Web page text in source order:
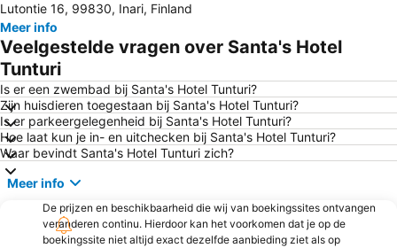
Lutontie 16, 99830, Inari, Finland
Meer info
Veelgestelde vragen over Santa's Hotel
Tunturi
Is er een zwembad bij Santa's Hotel Tunturi?
Zijn huisdieren toegestaan bij Santa's Hotel Tunturi?
Is er parkeergelegenheid bij Santa's Hotel Tunturi?
Hoe laat kun je in- en uitchecken bij Santa's Hotel Tunturi?
Waar bevindt Santa's Hotel Tunturi zich?
Meer info
De prijzen en beschikbaarheid die wij van boekingssites ontvangen
veranderen continu. Hierdoor kan het voorkomen dat je op de
boekingssite niet altijd exact dezelfde aanbieding ziet als op